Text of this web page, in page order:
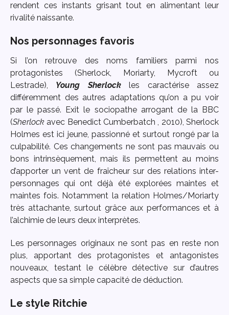
rendent ces instants grisant tout en alimentant leur
rivalité naissante.
Nos personnages favoris
Si l’on retrouve des noms familiers parmi nos
protagonistes (Sherlock, Moriarty, Mycroft ou
Lestrade), Young Sherlockles caractérise assez
différemment des autres adaptations qu’on a pu voir
par le passé. Exit le sociopathe arrogant de la BBC
(Sherlock avec Benedict Cumberbatch , 2010), Sherlock
Holmes est ici jeune, passionné et surtout rongé par la
culpabilité. Ces changements ne sont pas mauvais ou
bons intrinsèquement, mais ils permettent au moins
d’apporter un vent de fraîcheur sur des relations inter-
personnages qui ont déjà été explorées maintes et
maintes fois. Notamment la relation Holmes/Moriarty
très attachante, surtout grâce aux performances et à
l’alchimie de leurs deux interprètes.
Les personnages originaux ne sont pas en reste non
plus, apportant des protagonistes et antagonistes
nouveaux, testant le célèbre détective sur d’autres
aspects que sa simple capacité de déduction.
Le style Ritchie